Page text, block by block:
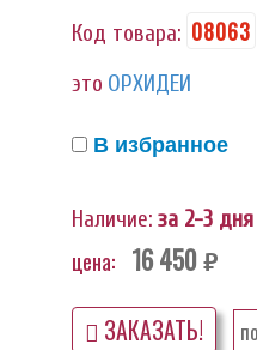
Код товара: 08063
это ОРХИДЕИ
В избранное
Наличие: за 2-3 дня
цена: 16 450 руб.
ЗАКАЗАТЬ!